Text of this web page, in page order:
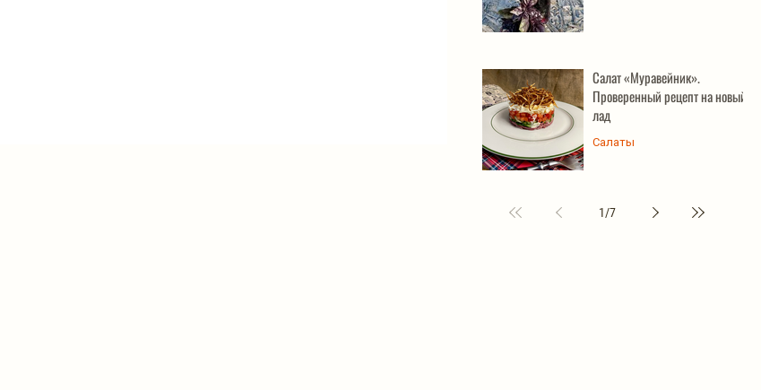
Салат «Муравейник».
Проверенный рецепт на новый
лад
Салаты
1/7